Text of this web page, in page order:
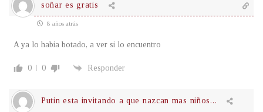
soñar es gratis
8 años atrás
A ya lo habia botado, a ver si lo encuentro
0 0 Responder
Putin esta invitando a que nazcan mas niños...